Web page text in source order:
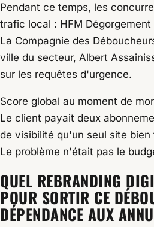
Pendant ce temps, les
trafic local : HFM
La Compagnie des
ville du secteur, Albert
sur les requêtes d'urgence.
Score global au moment de
Le client payait deux
de visibilité qu'un seul site bien
Le problème n'était pas le
QUEL REBRANDING
POUR SORTIR CE
DÉPENDANCE AUX